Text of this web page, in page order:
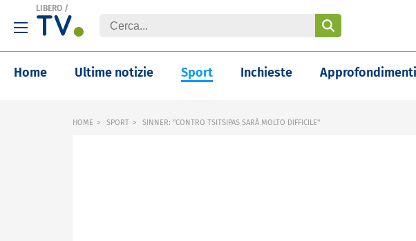
LIBERO /
Home Ultime notizie Sport Inchieste Approfondimenti
HOME SPORT SINNER: "CONTRO TSITSIPAS SARÀ MOLTO DIFFICILE"